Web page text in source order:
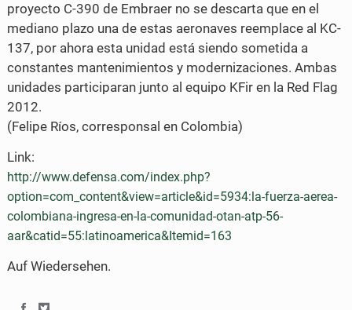
proyecto C-390 de Embraer no se descarta que en el
mediano plazo una de estas aeronaves reemplace al KC-
137, por ahora esta unidad está siendo sometida a
constantes mantenimientos y modernizaciones. Ambas
unidades participaran junto al equipo KFir en la Red Flag
2012.
(Felipe Ríos, corresponsal en Colombia)
Link:
http://www.defensa.com/index.php?
option=com_content&view=article&id=5934:la-fuerza-aerea-
colombiana-ingresa-en-la-comunidad-otan-atp-56-
aar&catid=55:latinoamerica&Itemid=163
Auf Wiedersehen.